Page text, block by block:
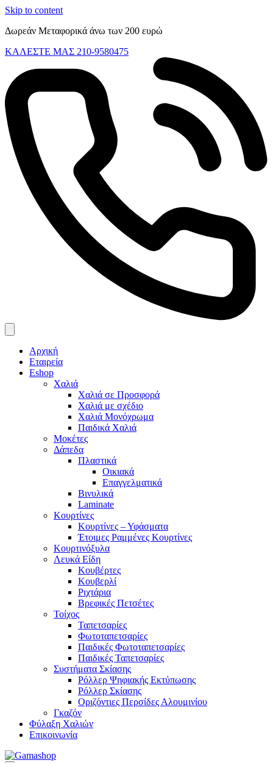
Skip to content
Δωρεάν Μεταφορικά άνω των 200 ευρώ
ΚΑΛΕΣΤΕ ΜΑΣ 210-9580475
Αρχική
Εταιρεία
Eshop
Χαλιά
Χαλιά σε Προσφορά
Χαλιά με σχέδιο
Χαλιά Μονόχρωμα
Παιδικά Χαλιά
Μοκέτες
Δάπεδα
Πλαστικά
Οικιακά
Επαγγελματικά
Βινυλικά
Laminate
Κουρτίνες
Κουρτίνες – Υφάσματα
Έτοιμες Ραμμένες Κουρτίνες
Κουρτινόξυλα
Λευκά Είδη
Κουβέρτες
Κουβερλί
Ριχτάρια
Βρεφικές Πετσέτες
Τοίχος
Ταπετσαρίες
Φωτοταπετσαρίες
Παιδικές Φωτοταπετσαρίες
Παιδικές Ταπετσαρίες
Συστήματα Σκίασης
Ρόλλερ Ψηφιακής Εκτύπωσης
Ρόλλερ Σκίασης
Οριζόντιες Περσίδες Αλουμινίου
Γκαζόν
Φύλαξη Χαλιών
Επικοινωνία